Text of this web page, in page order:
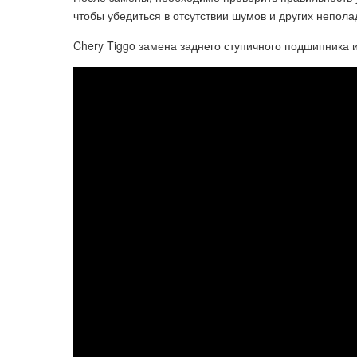
чтобы убедиться в отсутствии шумов и других
Chery Tiggo замена заднего ступичного подшипника